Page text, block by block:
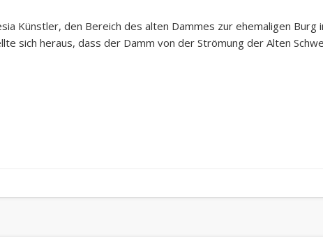
Künstler, den Bereich des alten Dammes zur ehemaligen
sich heraus, dass der Damm von der Strömung der Alten